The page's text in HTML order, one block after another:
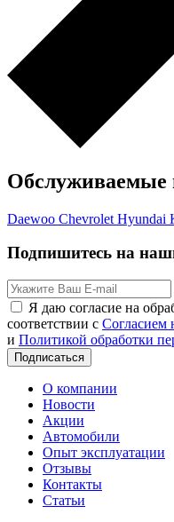
Обслуживаемые
Daewoo Chevrolet Hyundai
Подпишитесь на
Я даю согласие на
соответствии с Согласием
и Политикой обработки
Подписаться
О компании
Новости
Акции
Автомобили
Опыт эксплуатации
Отзывы
Контакты
Статьи